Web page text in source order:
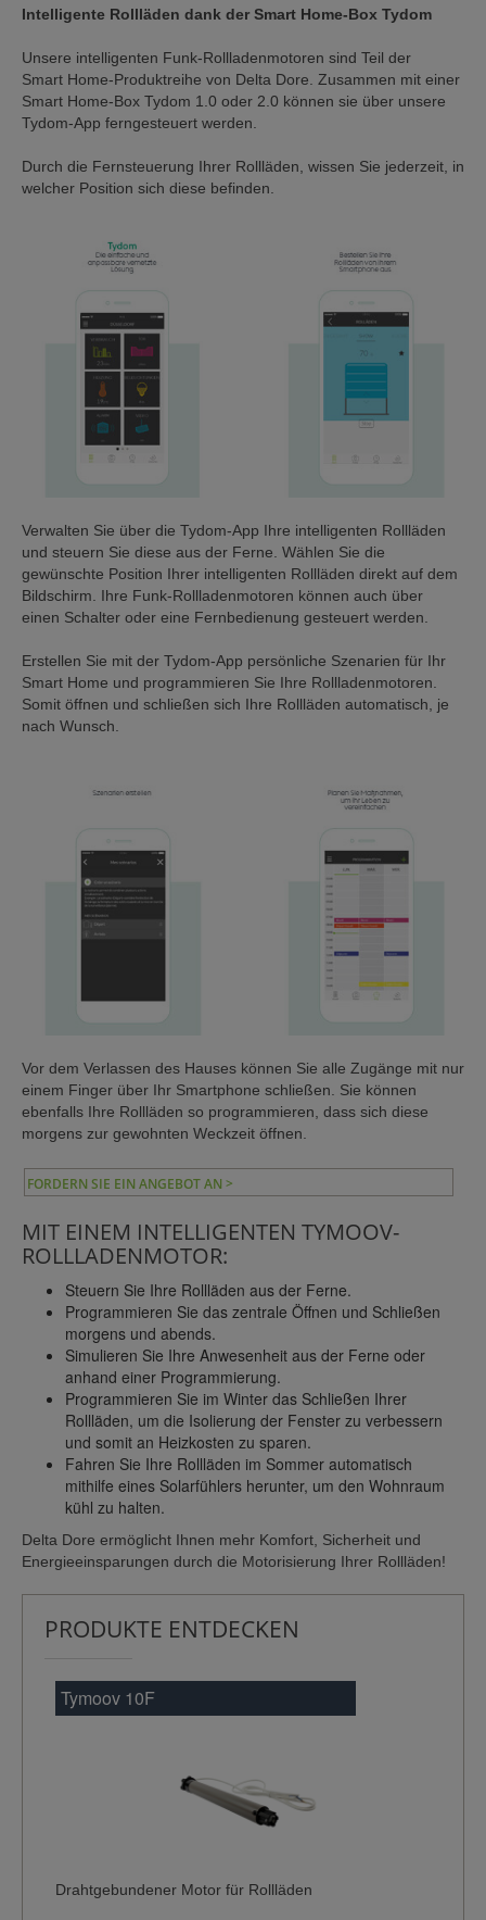
Intelligente Rollläden dank der Smart Home-Box Tydom
Unsere intelligenten Funk-Rollladenmotoren sind Teil der
Smart Home-Produktreihe von Delta Dore. Zusammen mit einer
Smart Home-Box Tydom 1.0 oder 2.0 können sie über unsere
Tydom-App ferngesteuert werden.
Durch die Fernsteuerung Ihrer Rollläden, wissen Sie jederzeit, in
welcher Position sich diese befinden.
Verwalten Sie über die Tydom-App Ihre intelligenten Rollläden
und steuern Sie diese aus der Ferne. Wählen Sie die
gewünschte Position Ihrer intelligenten Rollläden direkt auf dem
Bildschirm. Ihre Funk-Rollladenmotoren können auch über
einen Schalter oder eine Fernbedienung gesteuert werden.
Erstellen Sie mit der Tydom-App persönliche Szenarien für Ihr
Smart Home und programmieren Sie Ihre Rollladenmotoren.
Somit öffnen und schließen sich Ihre Rollläden automatisch, je
nach Wunsch.
Vor dem Verlassen des Hauses können Sie alle Zugänge mit nur
einem Finger über Ihr Smartphone schließen. Sie können
ebenfalls Ihre Rollläden so programmieren, dass sich diese
morgens zur gewohnten Weckzeit öffnen.
FORDERN SIE EIN ANGEBOT AN >
MIT EINEM INTELLIGENTEN TYMOOV-
ROLLLADENMOTOR:
Steuern Sie Ihre Rollläden aus der Ferne.
Programmieren Sie das zentrale Öffnen und Schließen
morgens und abends.
Simulieren Sie Ihre Anwesenheit aus der Ferne oder
anhand einer Programmierung.
Programmieren Sie im Winter das Schließen Ihrer
Rollläden, um die Isolierung der Fenster zu verbessern
und somit an Heizkosten zu sparen.
Fahren Sie Ihre Rollläden im Sommer automatisch
mithilfe eines Solarfühlers herunter, um den Wohnraum
kühl zu halten.
Delta Dore ermöglicht Ihnen mehr Komfort, Sicherheit und
Energieeinsparungen durch die Motorisierung Ihrer Rollläden!
PRODUKTE ENTDECKEN
10F
Motor für Rollläden